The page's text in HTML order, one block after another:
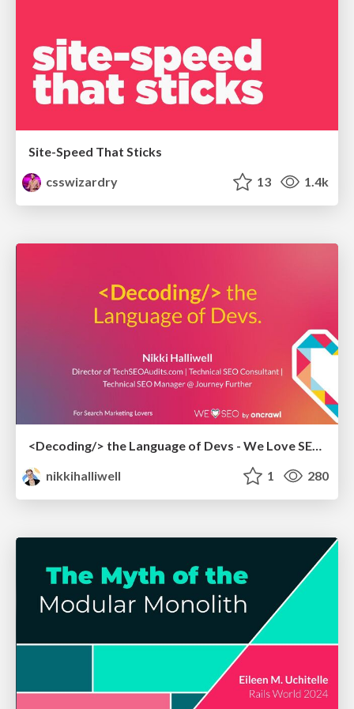
Site-Speed That Sticks
csswizardry
13 1.4k
<Decoding/> the Language of Devs - We Love SEO 2024
nikkihalliwell
1 280